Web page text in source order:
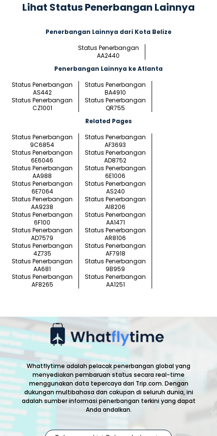
Lihat Status Penerbangan Lainnya
Penerbangan Lainnya dari Kota Belize
Status Penerbangan
AA2440
Penerbangan Lainnya ke Atlanta
Status Penerbangan
AS442
Status Penerbangan
BA4910
Status Penerbangan
CZ1001
Status Penerbangan
QR755
Related Pages
Status Penerbangan
9C6854
Status Penerbangan
AF3693
Status Penerbangan
6E6046
Status Penerbangan
AD8752
Status Penerbangan
AA988
Status Penerbangan
6E1006
Status Penerbangan
6E7064
Status Penerbangan
AS240
Status Penerbangan
AA9238
Status Penerbangan
AI8206
Status Penerbangan
6F100
Status Penerbangan
AA1471
Status Penerbangan
AD7579
Status Penerbangan
AR8106
Status Penerbangan
4Z735
Status Penerbangan
AF7918
Status Penerbangan
AA681
Status Penerbangan
9B959
Status Penerbangan
AF8265
Status Penerbangan
AA1251
Whatflytime adalah pelacak penerbangan global yang
menyediakan pembaruan status secara real-time
menggunakan data tepercaya dari Trip.com. Dengan
dukungan multibahasa dan cakupan di seluruh dunia, ini
adalah sumber informasi penerbangan terkini yang dapat
Anda andalkan.